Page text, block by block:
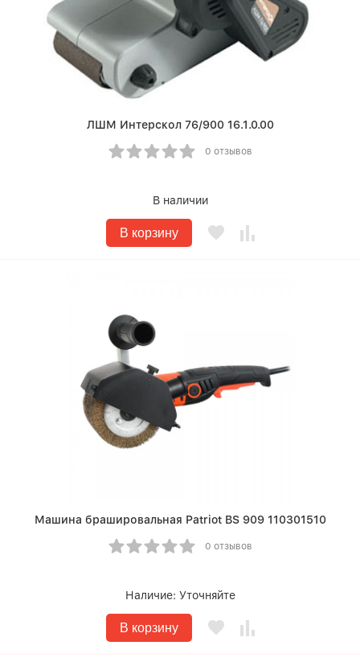
ЛШМ Интерскол 76/900 16.1.0.00
0 отзывов
В наличии
В корзину
Машина брашировальная Patriot BS 909 110301510
0 отзывов
Наличие: Уточняйте
В корзину